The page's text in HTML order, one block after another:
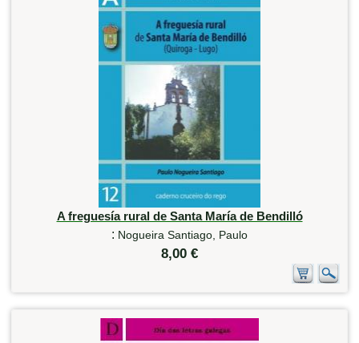
A freguesía rural de Santa María de Bendilló
: Nogueira Santiago, Paulo
8,00 €